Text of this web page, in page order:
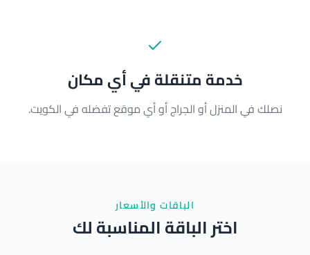
خدمة متنقلة في أي مكان
نصلك في المنزل أو الجراج أو أي موقع تفضله في الكويت.
الباقات والأسعار
اختر الباقة المناسبة لك